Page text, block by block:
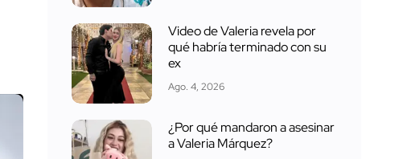
Video de Valeria revela por
qué habría terminado con su
ex
Ago. 4, 2026
¿Por qué mandaron a asesinar
a Valeria Márquez?